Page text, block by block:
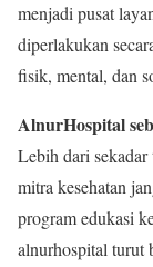
menjadi pusat
diperlakukan
fisik, mental, dan
AlnurHospital
Lebih dari sekadar
mitra kesehatan
program edukasi
alnurhospital turut